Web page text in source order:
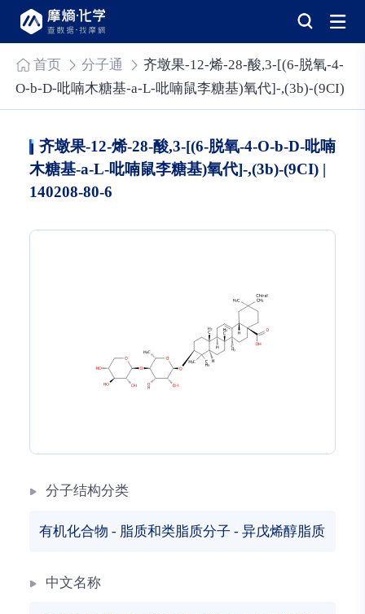
首页 分子通
齐墩果-12-烯-28-酸,3-[(6-脱氧-4-
O-b-D-吡喃木糖基-a-L-吡喃鼠李糖基)氧代]-,(3b)-(9CI)
齐墩果-12-烯-28-酸,3-[(6-脱氧-4-O-b-D-吡喃
木糖基-a-L-吡喃鼠李糖基)氧代]-,(3b)-(9CI) |
140208-80-6
分子结构分类
有机化合物 - 脂质和类脂质分子 - 异戊烯醇脂质
中文名称